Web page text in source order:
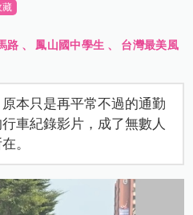
藏
路 、鳳山國中學生 、 台灣最美風
本只是再平常不過的通勤
車紀錄影片，成了無數人
。